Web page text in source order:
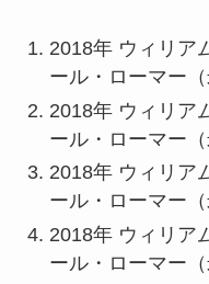
2018年 ウィリア
ール・ローマー
2018年 ウィリア
ール・ローマー
2018年 ウィリア
ール・ローマー
2018年 ウィリア
ール・ローマー